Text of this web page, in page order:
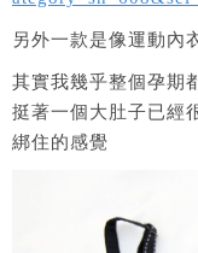
另外一款是像運動內
其實我幾乎整個孕期
挺著一個大肚子已經
綁住的感覺